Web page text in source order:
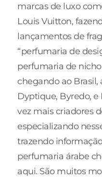
marcas de luxo
Louis Vuitton,
lançamentos de
“perfumaria de
perfumaria de
chegando ao
Dyptique, Byredo,
vez mais criadores
especializando
trazendo
perfumaria árabe
aqui. São muitos